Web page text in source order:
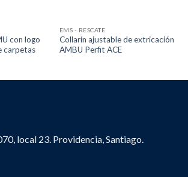
con logo
carpetas
EMS - RESCATE
Collarín ajustable de extricación
AMBU Perfit ACE
local 23. Providencia, Santiago.